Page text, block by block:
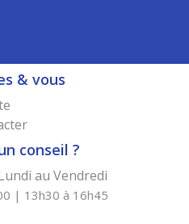
& vous
conseil ?
au Vendredi
| 13h30 à 16h45